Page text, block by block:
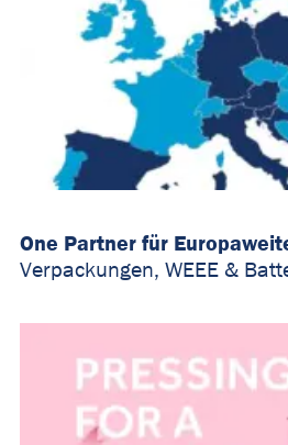
One Partner für
Verpackungen, WEEE &